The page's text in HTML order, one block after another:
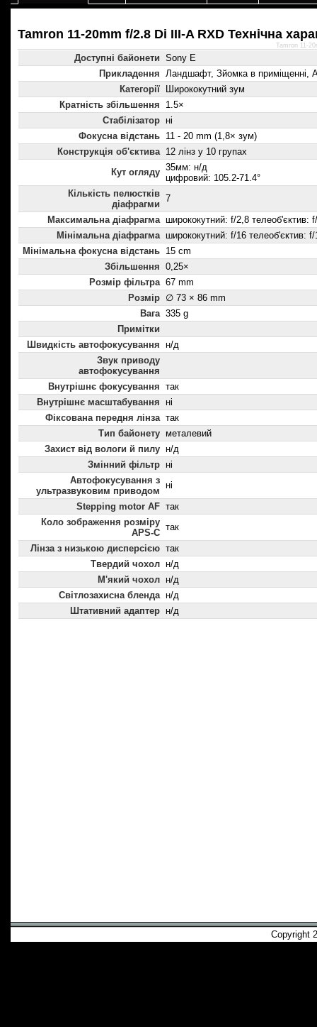
Tamron 11-20mm f/2.8 Di III-A RXD Технічнa
Доступні байонети Sony E
Прикладення Ландшафт, Зйомка в приміщенні,
Категорії
Ширококутний зум
Кратність збільшення
1.5×
Стабілізатор ні
Фокусна відстань 11 - 20 mm (1,8× зум)
Конструкція об'єктива 12 лінз у 10 групах
Кут огляду 35мм: н/д
цифровий: 105.2-71.4°
Кількість пелюстків
діафрагми
7
Максимальна діафрагма ширококутний: f/2,8 телеоб'єктив:
Мінімальна діафрагма ширококутний: f/16 телеоб'єктив: f/
Мінімальна фокусна відстань 15 cm
Збільшення 0,25×
Розмір фільтра 67 mm
Розмір ∅ 73 × 86 mm
Вага 335 g
Примітки
Швидкість автофокусування н/д
Звук приводу
автофокусування
Внутрішнє фокусування так
Внутрішнє масштабування
ні
Фіксована передня лінза так
Тип байонету металевий
Захист від вологи й пилу н/д
Змінний фільтр ні
Автофокусування з
ультразвуковим приводом
ні
Stepping motor AF так
Коло зображення розміру
APS-C
так
Лінза з низькою дисперсією так
Твердий чохол н/д
М'який чохол н/д
Світлозахисна бленда н/д
Штативний адаптер н/д
Tamron 11-
Copyright